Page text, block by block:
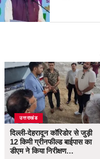
उत्तराखंड
दिल्ली-देहरादून कॉरिडोर से जुड़ी
12 किमी ग्रीनफील्ड बाईपास का
डीएम ने किया निरीक्षण…